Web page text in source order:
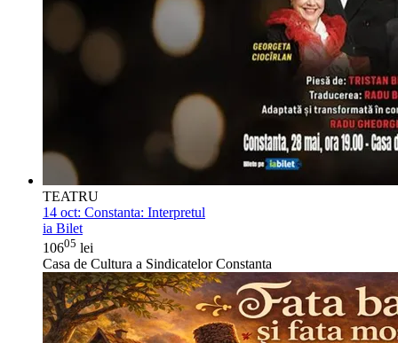
TEATRU
14 oct: Constanta: Interpretul
ia Bilet
10605 lei
Casa de Cultura a Sindicatelor Constanta